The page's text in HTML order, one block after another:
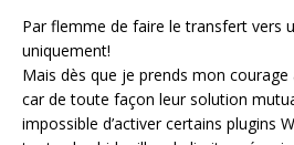
Par flemme de faire le transfert vers
uniquement!
Mais dès que je prends mon
car de toute façon leur solution
impossible d’activer certains plugins